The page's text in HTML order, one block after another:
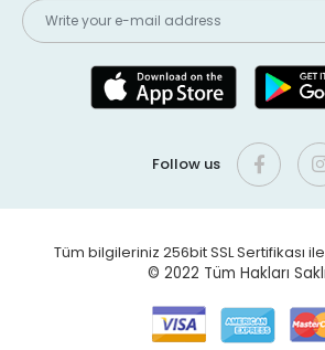
Follow us
Tüm bilgileriniz 256bit SSL Sertifikası
© 2022 Tüm Hakları